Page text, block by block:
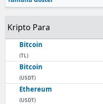
Kripto Para
Bitcoin
(TL)
Bitcoin
(USDT)
Ethereum
(USDT)